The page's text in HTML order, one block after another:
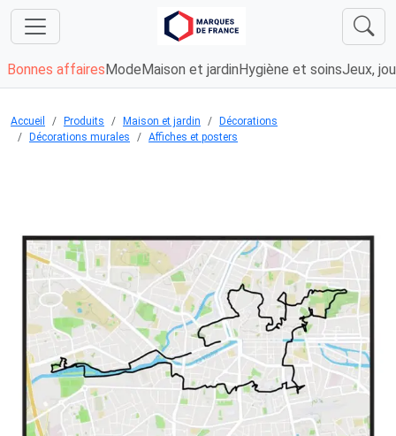
Bonnes affaires Mode Maison et jardin Hygiène et soinsJeux,
Accueil Produits Maison et jardin
Décorations
Décorations murales
Affiches et posters